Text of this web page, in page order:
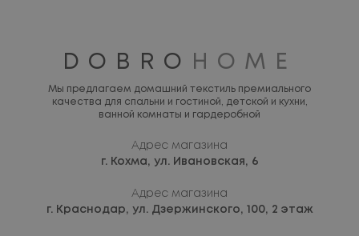
DOBRO HOME
Мы предлагаем домашний текстиль премиального
качества для спальни и гостиной, детской и кухни,
ванной комнаты и гардеробной
Адрес магазина
г. Кохма, ул. Ивановская, 6
Адрес магазина
г. Краснодар, ул. Дзержинского, 100, 2 этаж